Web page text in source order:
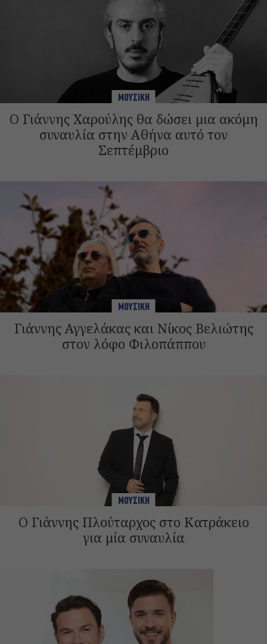
ΜΟΥΣΙΚΗ
Ο Γιάννης Χαρούλης θα δώσει μια ακόμη
συναυλία στην Αθήνα αυτό τον
Σεπτέμβριο
ΜΟΥΣΙΚΗ
Γιάννης Αγγελάκας και Νίκος Βελιώτης
στον λόφο Φιλοπάππου
ΜΟΥΣΙΚΗ
Ο Γιάννης Πλούταρχος στο Κατράκειο
για μία συναυλία